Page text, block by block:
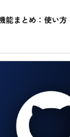
能まとめ：使い